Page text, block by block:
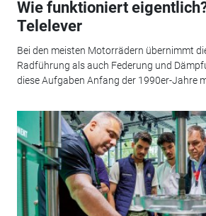
Wie funktioniert
Telelever
Bei den meisten Motorrädern übernimmt
Radführung als auch Federung und
diese Aufgaben Anfang der 1990er-Jahre